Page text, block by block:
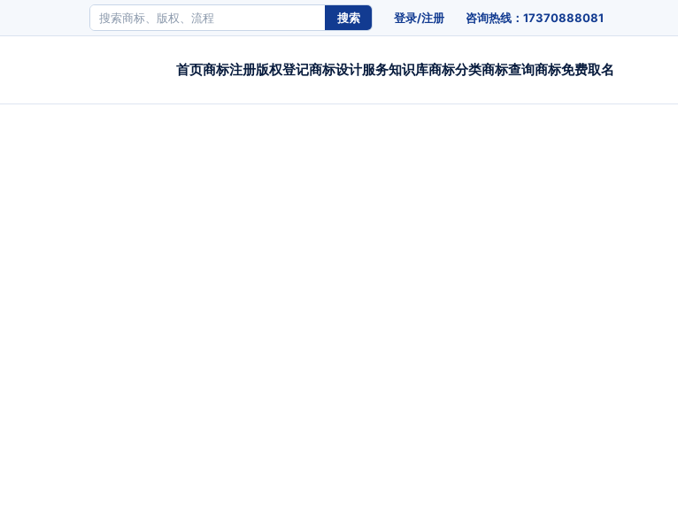
搜索 登录/注册 咨询热线：17370888081
首页商标注册版权登记商标设计服务知识库商标分类商标查询商标免费取名